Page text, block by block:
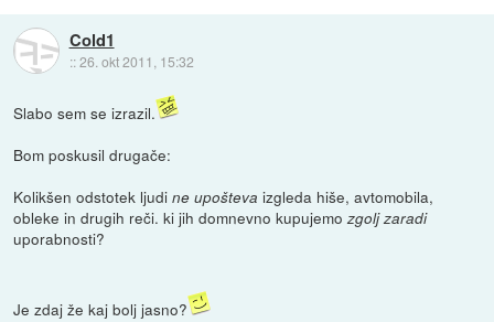
Cold1
::26. okt 2011, 15:32
Slabo sem se izrazil.
Bom poskusil drugače:
Kolikšen odstotek ljudine upošteva izgleda hiše, avtomobila,
obleke in drugih reči. ki jih domnevno kupujemozgolj zaradi
uporabnosti?
Je zdaj že kaj bolj jasno?